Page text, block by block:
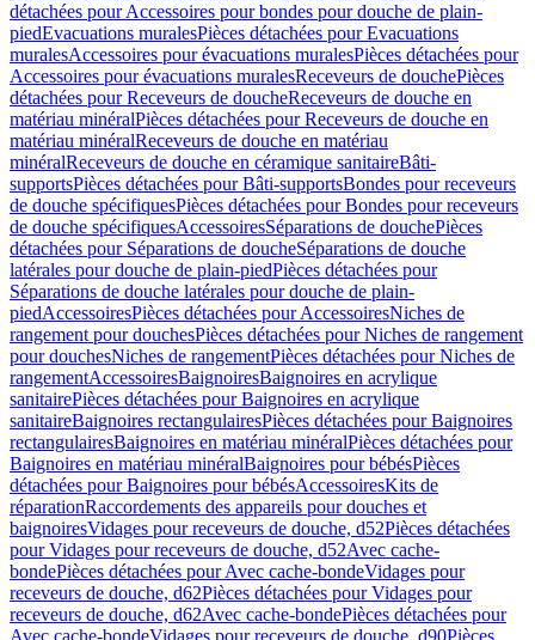
détachées pour Accessoires pour bondes pour douche de plain-
piedEvacuations muralesPièces détachées pour Evacuations
muralesAccessoires pour évacuations muralesPièces détachées pour
Accessoires pour évacuations muralesReceveurs de douchePièces
détachées pour Receveurs de doucheReceveurs de douche en
matériau minéralPièces détachées pour Receveurs de douche en
matériau minéralReceveurs de douche en matériau
minéralReceveurs de douche en céramique sanitaireBâti-
supportsPièces détachées pour Bâti-supportsBondes pour receveurs
de douche spécifiquesPièces détachées pour Bondes pour receveurs
de douche spécifiquesAccessoiresSéparations de douchePièces
détachées pour Séparations de doucheSéparations de douche
latérales pour douche de plain-piedPièces détachées pour
Séparations de douche latérales pour douche de plain-
piedAccessoiresPièces détachées pour AccessoiresNiches de
rangement pour douchesPièces détachées pour Niches de rangement
pour douchesNiches de rangementPièces détachées pour Niches de
rangementAccessoiresBaignoiresBaignoires en acrylique
sanitairePièces détachées pour Baignoires en acrylique
sanitaireBaignoires rectangulairesPièces détachées pour Baignoires
rectangulairesBaignoires en matériau minéralPièces détachées pour
Baignoires en matériau minéralBaignoires pour bébésPièces
détachées pour Baignoires pour bébésAccessoiresKits de
réparationRaccordements des appareils pour douches et
baignoiresVidages pour receveurs de douche, d52Pièces détachées
pour Vidages pour receveurs de douche, d52Avec cache-
bondePièces détachées pour Avec cache-bondeVidages pour
receveurs de douche, d62Pièces détachées pour Vidages pour
receveurs de douche, d62Avec cache-bondePièces détachées pour
Avec cache-bondeVidages pour receveurs de douche, d90Pièces